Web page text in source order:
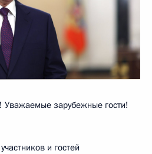
Уважаемые зарубежные гости!
и гостей